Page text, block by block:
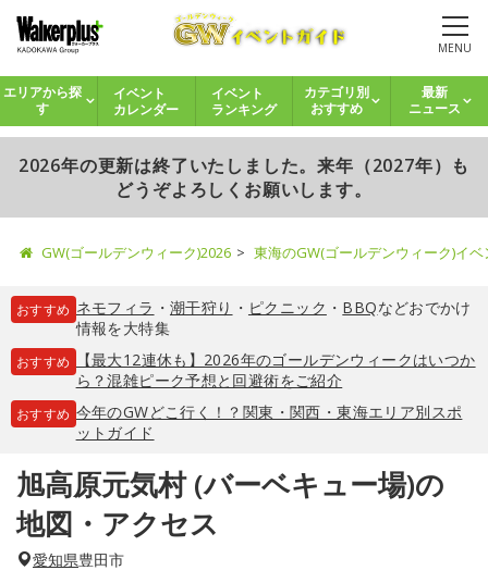
MENU
エリアから探
す
イベント
カレンダー
イベント
ランキング
カテゴリ別
おすすめ
最新
ニュース
2026年の更新は終了いたしました。来年（2027年）も
どうぞよろしくお願いします。
GW(ゴールデンウィーク)2026 東海のGW(ゴールデンウィーク)イ
おすすめ ネモフィラ ・ 潮干狩り ・ ピクニック ・ BBQなどおでかけ
情報を大特集
おすすめ
【最大12連休も】2026年のゴールデンウィークはいつか
ら？混雑ピーク予想と回避術をご紹介
おすすめ 今年のGWどこ行く！？関東・関西・東海エリア別スポ
ットガイド
旭高原元気村 (バーベキュー場)の
地図・アクセス
愛知県豊田市